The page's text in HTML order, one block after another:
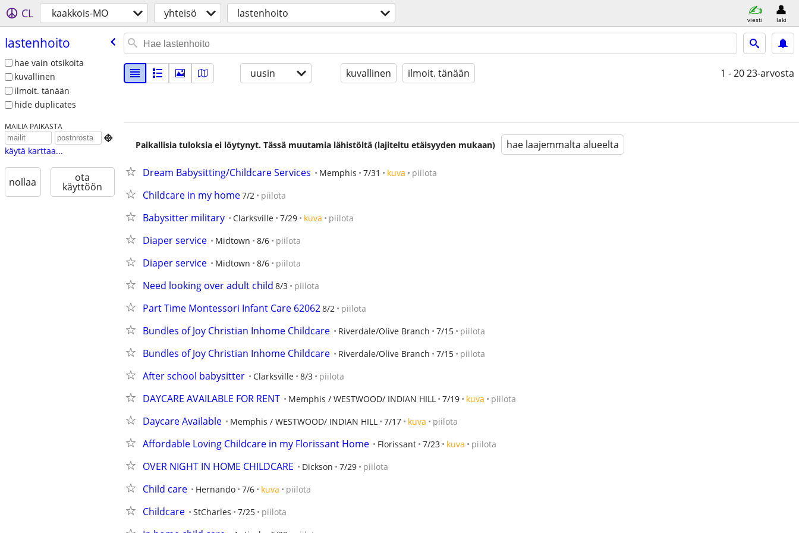
CL kaakkois-MO yhteisö lastenhoito viesti laki
lastenhoito
hae vain otsikoita
kuvallinen
ilmoit. tänään
hide duplicates
MAILIA PAIKASTA

käytä karttaa...
nollaa ota
käyttöön
uusin kuvallinen ilmoit. tänään 1 - 2023-arvosta
Paikallisia tuloksia ei löytynyt. Tässä muutamia lähistöltä (lajiteltu etäisyyden mukaan) hae laajemmalta alueelta
Dream Babysitting/Childcare Services Memphis 7/31 kuva piilota
Childcare in my home7/2 piilota
Babysitter military Clarksville 7/29 kuva piilota
Diaper service Midtown 8/6 piilota
Diaper service Midtown 8/6 piilota
Need looking over adult child 8/3 piilota
Part Time Montessori Infant Care 620628/2 piilota
Bundles of Joy Christian Inhome Childcare Riverdale/Olive Branch 7/15 piilota
Bundles of Joy Christian Inhome Childcare Riverdale/Olive Branch 7/15 piilota
After school babysitter Clarksville 8/3 piilota
DAYCARE AVAILABLE FOR RENT Memphis / WESTWOOD/ INDIAN HILL 7/19 kuva piilota
Daycare Available Memphis / WESTWOOD/ INDIAN HILL 7/17 kuva piilota
Affordable Loving Childcare in my Florissant Home Florissant 7/23 kuva piilota
OVER NIGHT IN HOME CHILDCARE Dickson 7/29 piilota
Child care Hernando 7/6 kuva piilota
Childcare StCharles 7/25 piilota